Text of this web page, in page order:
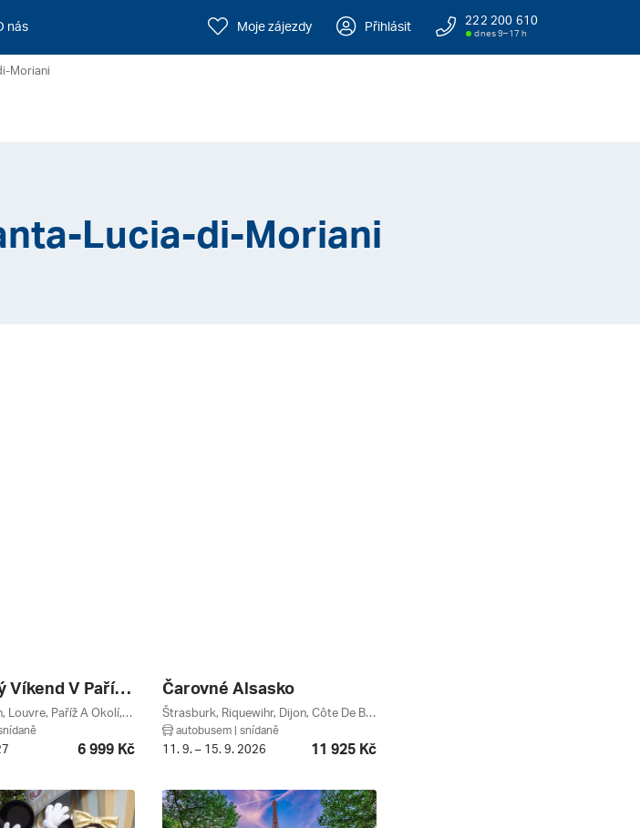
nás Moje zájezdy Přihlásit 222 200 610
dnes 9–17 h
Moriani
Lucia-di-Moriani
Nenáročný Víkend V Paříži **
Paříž, Panthéon, Louvre, Paříž A Okolí, Francie
6 999 Kč
Čarovné Alsasko
Štrasburk, Riquewihr, Dijon, Côte De Beaune, Colmar, Beaune, Grand Est, Burgundsko-franche-comté, Burgundsko, Alsasko, Francie
autobusem | snídaně
11. 9. – 15. 9. 2026 11 925 Kč